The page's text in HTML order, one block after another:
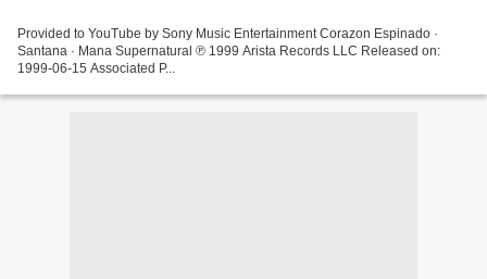
Provided to YouTube by Sony Music Entertainment Corazon Espinado ·
Santana · Mana Supernatural ℗ 1999 Arista Records LLC Released on:
1999-06-15 Associated P...